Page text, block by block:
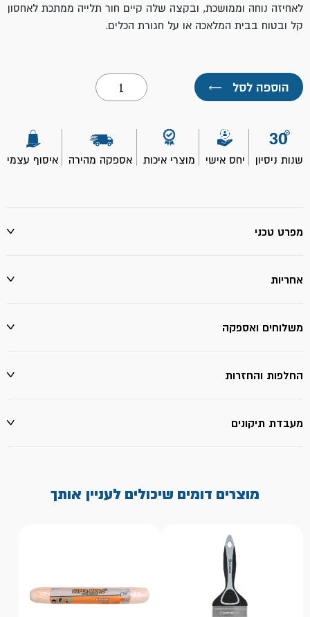
לאחיזה נוחה וממושכת, ובקצה שלה קיים חור תלייה ממתכת לאחסון
קל ובטוח בבית המלאכה או על חגורת הכלים.
הוספה לסל ←
כמות
של
שפכטל
ידית
פלסטיק
ROLLINGDOG
שנות ניסיון יחס אישי מוצרי איכות אספקה מהירה איסוף עצמי
מפרט טכני
אחריות
משלוחים ואספקה
החלפות והחזרות
מעבדת תיקונים
מוצרים דומים שיכולים לעניין אותך